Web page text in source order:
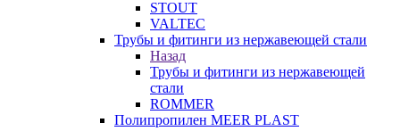
STOUT
VALTEC
Трубы и фитинги из нержавеющей стали
Назад
Трубы и фитинги из нержавеющей
стали
ROMMER
Полипропилен MEER PLAST